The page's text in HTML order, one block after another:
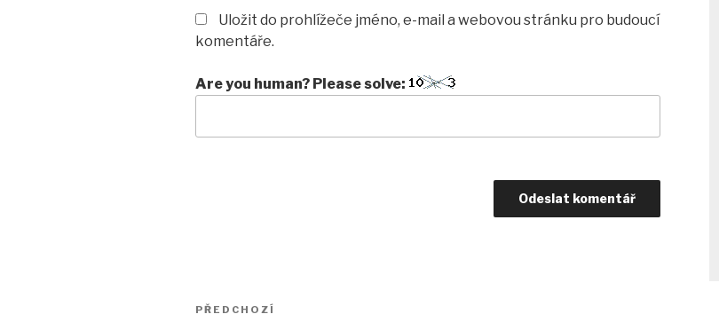
Uložit do prohlížeče jméno, e-mail a webovou stránku pro budoucí
komentáře.
Are you human? Please solve:
Navigace
Předchozí
PŘEDCHOZÍ